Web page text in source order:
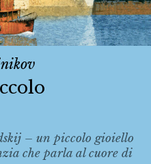
– un piccolo gioiello
che parla al cuore di